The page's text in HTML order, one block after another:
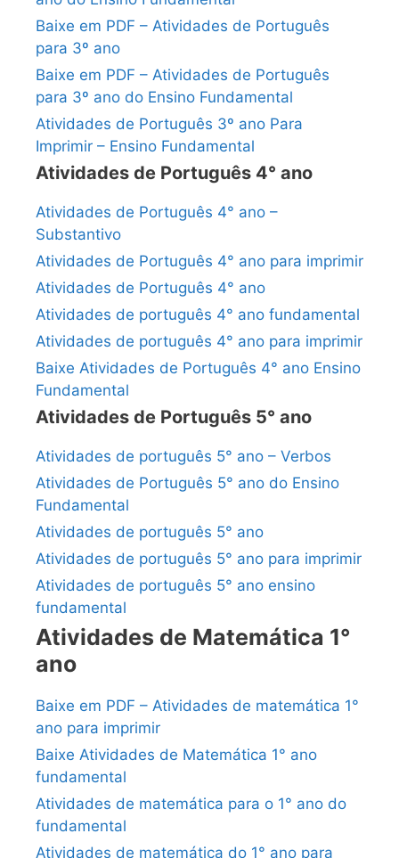
Baixe em PDF – Atividades de Português
para 3º ano
Baixe em PDF – Atividades de Português
para 3º ano do Ensino Fundamental
Atividades de Português 3º ano Para
Imprimir – Ensino Fundamental
Atividades de Português 4° ano
Atividades de Português 4° ano –
Substantivo
Atividades de Português 4° ano para imprimir
Atividades de Português 4° ano
Atividades de português 4° ano fundamental
Atividades de português 4° ano para imprimir
Baixe Atividades de Português 4° ano Ensino
Fundamental
Atividades de Português 5° ano
Atividades de português 5° ano – Verbos
Atividades de Português 5° ano do Ensino
Fundamental
Atividades de português 5° ano
Atividades de português 5° ano para imprimir
Atividades de português 5° ano ensino
fundamental
Atividades de Matemática 1°
ano
Baixe em PDF – Atividades de matemática 1°
ano para imprimir
Baixe Atividades de Matemática 1° ano
fundamental
Atividades de matemática para o 1° ano do
fundamental
Atividades de matemática do 1° ano para